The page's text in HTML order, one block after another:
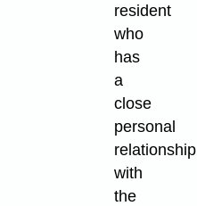
resident
who
has
a
close
personal
relationship
with
the